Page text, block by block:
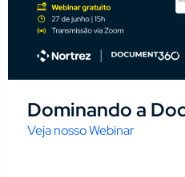
Dominando a
Veja nosso Webinar